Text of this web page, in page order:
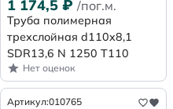
1 174,5 ₽ /пог.м.
Труба полимерная
трехслойная d110x8,1
SDR13,6 N 1250 Т110
Нет оценок
Артикул:010765